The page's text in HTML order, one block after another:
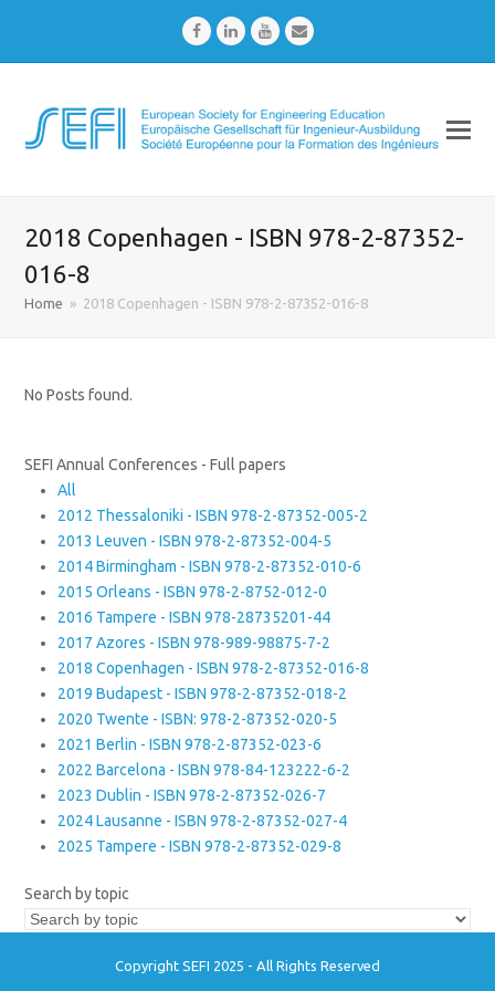
FacebookLinkedInYoutubeEmail
2018 Copenhagen - ISBN 978-2-87352-
016-8
Home » 2018 Copenhagen - ISBN 978-2-87352-016-8
No Posts found.
SEFI Annual Conferences - Full papers
All
2012 Thessaloniki - ISBN 978-2-87352-005-2
2013 Leuven - ISBN 978-2-87352-004-5
2014 Birmingham - ISBN 978-2-87352-010-6
2015 Orleans - ISBN 978-2-8752-012-0
2016 Tampere - ISBN 978-28735201-44
2017 Azores - ISBN 978-989-98875-7-2
2018 Copenhagen - ISBN 978-2-87352-016-8
2019 Budapest - ISBN 978-2-87352-018-2
2020 Twente - ISBN: 978-2-87352-020-5
2021 Berlin - ISBN 978-2-87352-023-6
2022 Barcelona - ISBN 978-84-123222-6-2
2023 Dublin - ISBN 978-2-87352-026-7
2024 Lausanne - ISBN 978-2-87352-027-4
2025 Tampere - ISBN 978-2-87352-029-8
Search by topic
Copyright SEFI 2025 - All Rights Reserved